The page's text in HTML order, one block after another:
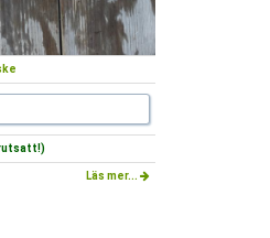
Läs mer...